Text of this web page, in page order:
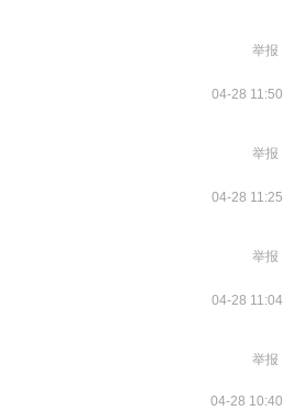
举报
04-28 11:50
举报
04-28 11:25
举报
04-28 11:04
举报
04-28 10:40